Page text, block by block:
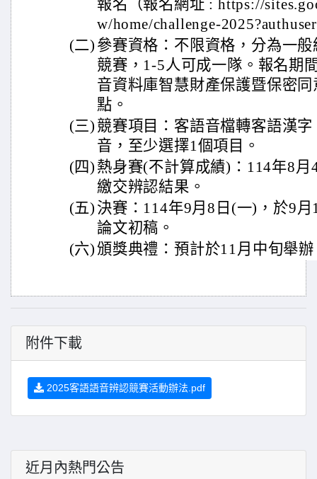
報名（報名網址 : https://
w/home/challenge-
(二) 參賽資格：不限資格，分為一
競賽，1-5人可成一隊。報名期
音資料庫智慧財產保護暨保密
點。
(三) 競賽項目：客語音檔轉客語漢
音，至少選擇1個項目。
(四) 熱身賽(不計算成績)：114年8
繳交辨認結果。
(五) 決賽：114年9月8日(一)，於9
論文初稿。
(六)頒獎典禮：預計於11月中旬舉
附件下載
2025客語語音辨認競賽活動辦法.pdf
近月內熱門公告